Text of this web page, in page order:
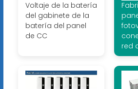
Voltaje de la batería
del gabinete de la
batería del panel
de CC
red